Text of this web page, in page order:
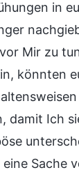
in
Mir zu
könnten
damit Ich
Sache